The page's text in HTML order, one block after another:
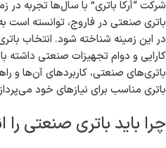
شرکت “آرکا باتری” با سال‌ها تجربه در
باتری صنعتی در فاروج، توانسته است
در این زمینه شناخته شود. انتخاب
کارایی و دوام تجهیزات صنعتی داشته
باتری‌های صنعتی، کاربردهای آن‌ها و
باتری مناسب برای نیازهای خود
چرا باید باتری صنعتی را